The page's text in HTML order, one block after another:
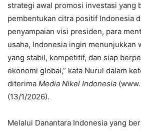
strategi awal promosi investasi yang
pembentukan citra positif Indonesia
penyampaian visi presiden, para
usaha, Indonesia ingin menunjukkan
yang stabil, kompetitif, dan siap
ekonomi global,” kata Nurul dalam
diterima Media Nikel Indonesia
(13/1/2026).
Melalui Danantara Indonesia yang